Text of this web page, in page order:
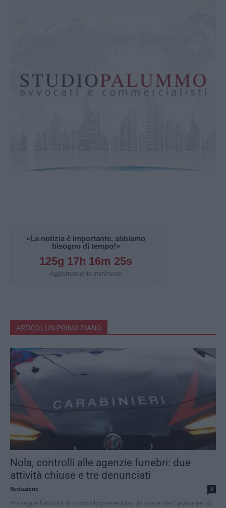
«La notizia è importante, abbiamo
bisogno di tempo!»
125g 17h 16m 25s
Aggiornamento imminente
ARTICOLI IN PRIMO PIANO
Nola, controlli alle agenzie funebri: due
attività chiuse e tre denunciati
Redazione 0
Prosegue l’attività di controllo preventivo da parte dei Carabinieri di